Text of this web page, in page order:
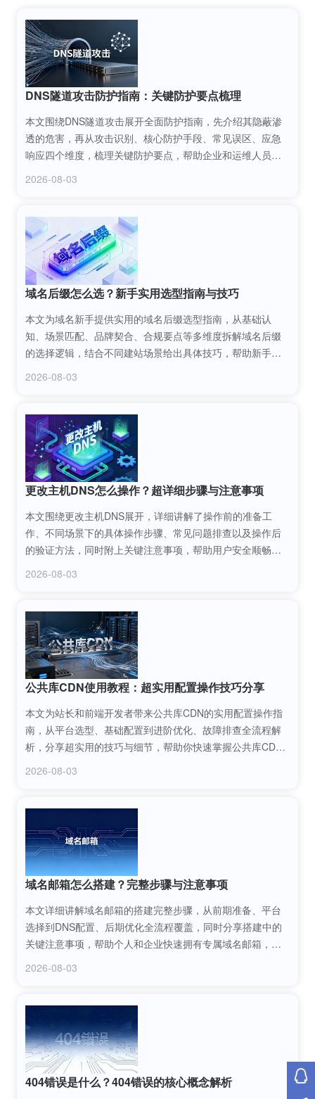
DNS隧道攻击防护指南：关键防护要点梳理
本文围绕DNS隧道攻击展开全面防护指南，先介绍其隐蔽渗
透的危害，再从攻击识别、核心防护手段、常见误区、应急
响应四个维度，梳理关键防护要点，帮助企业和运维人员构
2026-08-03
域名后缀怎么选？新手实用选型指南与技巧
本文为域名新手提供实用的域名后缀选型指南，从基础认
知、场景匹配、品牌契合、合规要点等多维度拆解域名后缀
的选择逻辑，结合不同建站场景给出具体技巧，帮助新手避
2026-08-03
更改主机DNS怎么操作？超详细步骤与注意事项
本文围绕更改主机DNS展开，详细讲解了操作前的准备工
作、不同场景下的具体操作步骤、常见问题排查以及操作后
的验证方法，同时附上关键注意事项，帮助用户安全顺畅完
2026-08-03
公共库CDN使用教程：超实用配置操作技巧分享
本文为站长和前端开发者带来公共库CDN的实用配置操作指
南，从平台选型、基础配置到进阶优化、故障排查全流程解
析，分享超实用的技巧与细节，帮助你快速掌握公共库CDN
2026-08-03
域名邮箱怎么搭建？完整步骤与注意事项
本文详细讲解域名邮箱的搭建完整步骤，从前期准备、平台
选择到DNS配置、后期优化全流程覆盖，同时分享搭建中的
关键注意事项，帮助个人和企业快速拥有专属域名邮箱，提
2026-08-03
404错误是什么？404错误的核心概念解析